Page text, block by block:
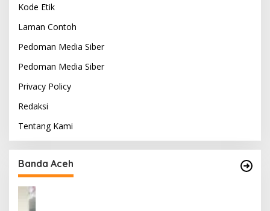
Kode Etik
Laman Contoh
Pedoman Media Siber
Pedoman Media Siber
Privacy Policy
Redaksi
Tentang Kami
Banda Aceh